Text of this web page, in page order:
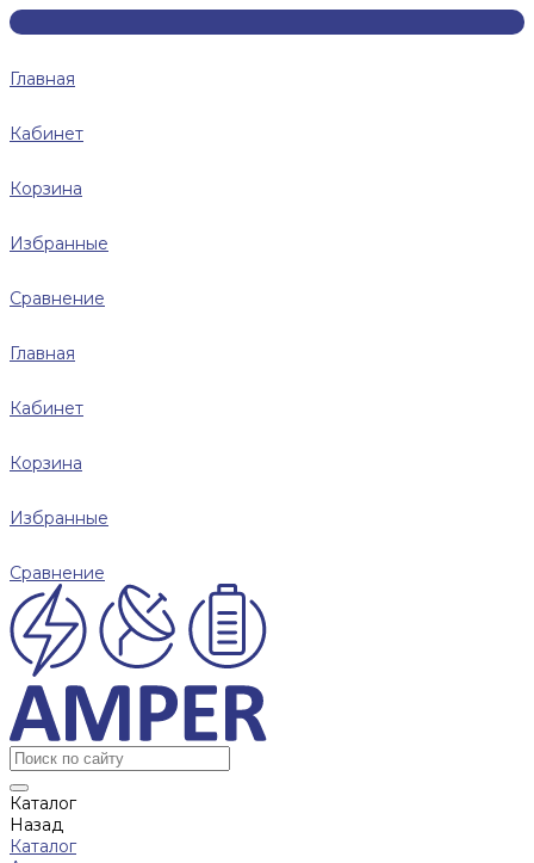
Главная
Кабинет
Корзина
Избранные
Сравнение
Главная
Кабинет
Корзина
Избранные
Сравнение
Каталог
Назад
Каталог